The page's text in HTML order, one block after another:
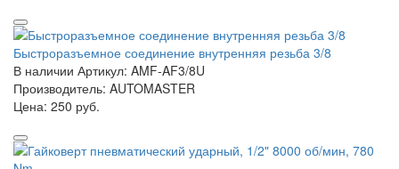
Быстроразъемное соединение внутренняя резьба 3/8
В наличии Артикул: AMF-AF3/8U
Производитель: AUTOMASTER
Цена: 250 руб.